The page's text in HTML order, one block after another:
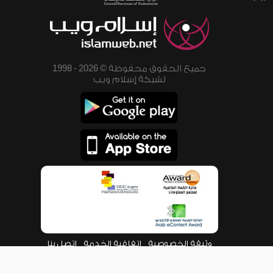
جميع الحقوق محفوظة © 2026 - 1998
لشبكة إسلام ويب
وثيقة الخصوصية اتفاقية الخدمة اتصل بنا